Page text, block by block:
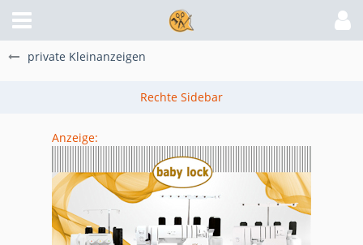
private Kleinanzeigen
Anzeige: